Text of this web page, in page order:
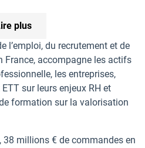
plus
l’emploi, du recrutement et de
France, accompagne les actifs
les entreprises,
sur leurs enjeux RH et
formation sur la valorisation
38 millions € de commandes en